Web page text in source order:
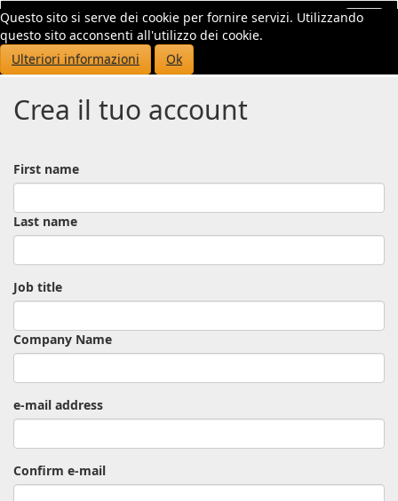
Questo sito si serve dei cookie per fornire servizi. Utilizzando
questo sito acconsenti all'utilizzo dei cookie.
Ulteriori informazioni
Ok
Crea il tuo account
First name
Last name
Job title
Company Name
e-mail address
Confirm e-mail